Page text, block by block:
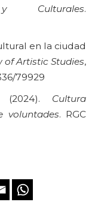
Culturales.
en la ciudad
of Artistic Studies,
79929
Cultura
voluntades. RGC